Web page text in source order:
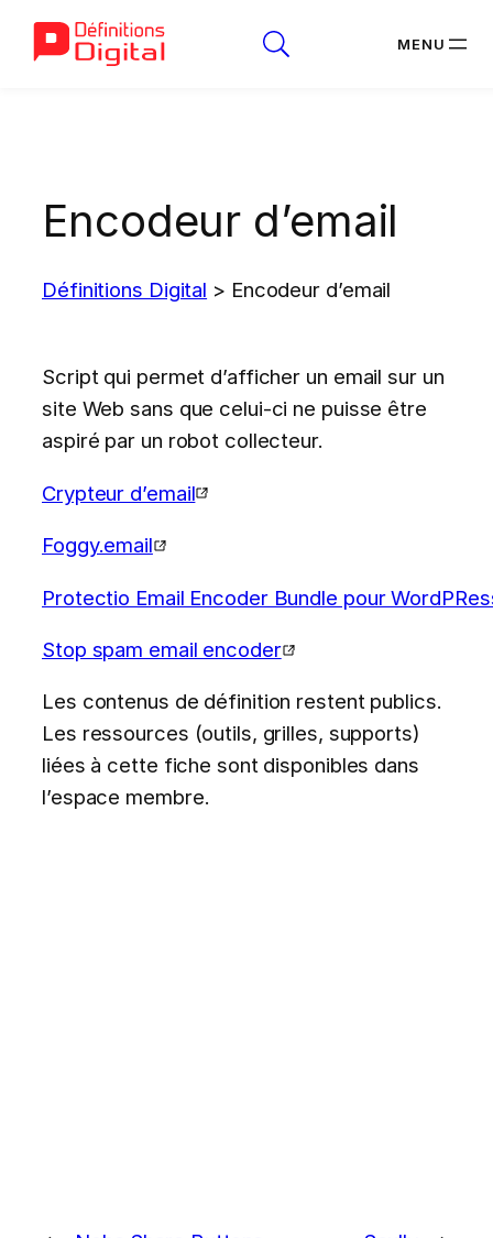
Encodeur d’email
Définitions Digital > Encodeur d’email
Script qui permet d’afficher un email sur un
site Web sans que celui-ci ne puisse être
aspiré par un robot collecteur.
Crypteur d’email
Foggy.email
Protectio Email Encoder Bundle pour
Stop spam email encoder
Les contenus de définition restent publics.
Les ressources (outils, grilles, supports)
liées à cette fiche sont disponibles dans
l’espace membre.